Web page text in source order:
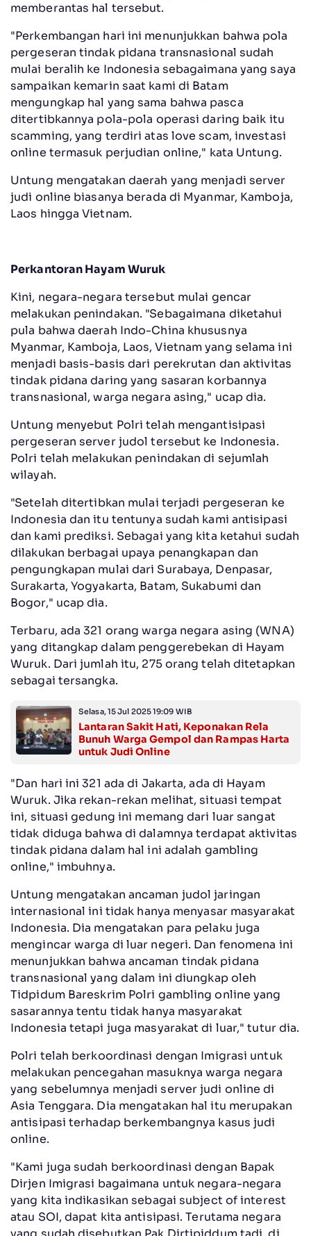
memberantas hal tersebut.
"Perkembangan hari ini menunjukkan bahwa pola
pergeseran tindak pidana transnasional sudah
mulai beralih ke Indonesia sebagaimana yang saya
sampaikan kemarin saat kami di Batam
mengungkap hal yang sama bahwa pasca
ditertibkannya pola-pola operasi daring baik itu
scamming, yang terdiri atas love scam, investasi
online termasuk perjudian online," kata Untung.
Untung mengatakan daerah yang menjadi server
judi online biasanya berada di Myanmar, Kamboja,
Laos hingga Vietnam.
Perkantoran Hayam Wuruk
Kini, negara-negara tersebut mulai gencar
melakukan penindakan. "Sebagaimana diketahui
pula bahwa daerah Indo-China khususnya
Myanmar, Kamboja, Laos, Vietnam yang selama ini
menjadi basis-basis dari perekrutan dan aktivitas
tindak pidana daring yang sasaran korbannya
transnasional, warga negara asing," ucap dia.
Untung menyebut Polri telah mengantisipasi
pergeseran server judol tersebut ke Indonesia.
Polri telah melakukan penindakan di sejumlah
wilayah.
"Setelah ditertibkan mulai terjadi pergeseran ke
Indonesia dan itu tentunya sudah kami antisipasi
dan kami prediksi. Sebagai yang kita ketahui sudah
dilakukan berbagai upaya penangkapan dan
pengungkapan mulai dari Surabaya, Denpasar,
Surakarta, Yogyakarta, Batam, Sukabumi dan
Bogor," ucap dia.
Terbaru, ada 321 orang warga negara asing (WNA)
yang ditangkap dalam penggerebekan di Hayam
Wuruk. Dari jumlah itu, 275 orang telah ditetapkan
sebagai tersangka.
Selasa, 15 Jul 2025 19:09 WIB
Lantaran Sakit Hati, Keponakan Rela
Bunuh Warga Gempol dan Rampas Harta
untuk Judi Online
"Dan hari ini 321 ada di Jakarta, ada di Hayam
Wuruk. Jika rekan-rekan melihat, situasi tempat
ini, situasi gedung ini memang dari luar sangat
tidak diduga bahwa di dalamnya terdapat aktivitas
tindak pidana dalam hal ini adalah gambling
online," imbuhnya.
Untung mengatakan ancaman judol jaringan
internasional ini tidak hanya menyasar masyarakat
Indonesia. Dia mengatakan para pelaku juga
mengincar warga di luar negeri. Dan fenomena ini
menunjukkan bahwa ancaman tindak pidana
transnasional yang dalam ini diungkap oleh
Tidpidum Bareskrim Polri gambling online yang
sasarannya tentu tidak hanya masyarakat
Indonesia tetapi juga masyarakat di luar," tutur dia.
Polri telah berkoordinasi dengan Imigrasi untuk
melakukan pencegahan masuknya warga negara
yang sebelumnya menjadi server judi online di
Asia Tenggara. Dia mengatakan hal itu merupakan
antisipasi terhadap berkembangnya kasus judi
online.
"Kami juga sudah berkoordinasi dengan Bapak
Dirjen Imigrasi bagaimana untuk negara-negara
yang kita indikasikan sebagai subject of interest
atau SOI, dapat kita antisipasi. Terutama negara